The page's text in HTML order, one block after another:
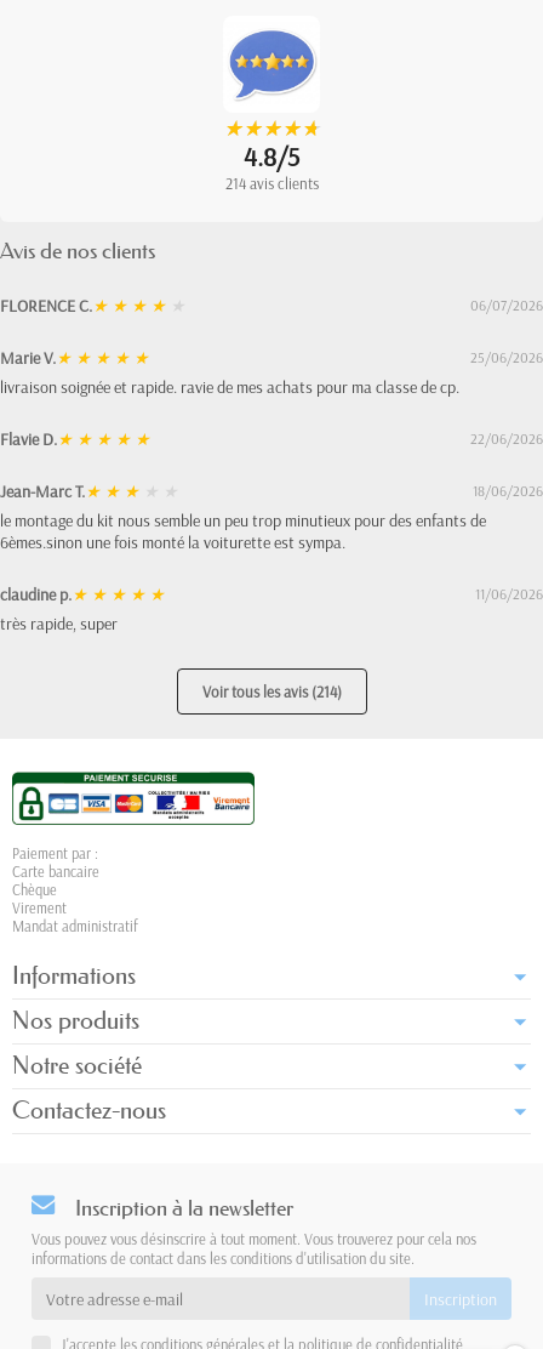
★
★★
★★
★★
★★
★
4.8/5
214 avis clients
Avis de nos clients
FLORENCE C.★ ★ ★ ★ ★ 06/07/2026
Marie V.★ ★ ★ ★ ★ 25/06/2026
livraison soignée et rapide. ravie de mes achats pour ma classe de cp.
Flavie D.★ ★ ★ ★ ★ 22/06/2026
Jean-Marc T.★ ★ ★ ★ ★ 18/06/2026
le montage du kit nous semble un peu trop minutieux pour des enfants de
6èmes.sinon une fois monté la voiturette est sympa.
claudine p.★ ★ ★ ★ ★ 11/06/2026
très rapide, super
Voir tous les avis (214)
Paiement par :
Carte bancaire
Chèque
Virement
Mandat administratif
Informations
Nos produits
Notre société
Contactez-nous
Inscription à la newsletter
Vous pouvez vous désinscrire à tout moment. Vous trouverez pour cela nos
informations de contact dans les conditions d'utilisation du site.
J'accepte les conditions générales et la politique de confidentialité